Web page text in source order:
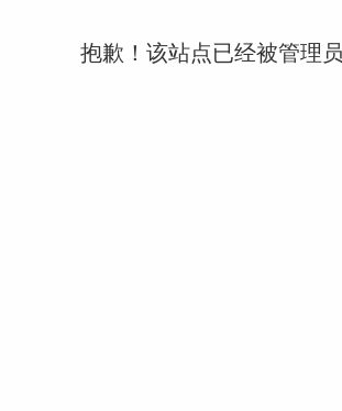
抱歉！该站点已经被管理